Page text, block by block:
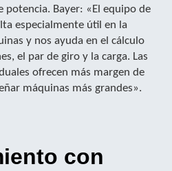
potencia. Bayer: «El equipo de
especialmente útil en la
y nos ayuda en el cálculo
el par de giro y la carga. Las
ofrecen más margen de
máquinas más grandes».
con